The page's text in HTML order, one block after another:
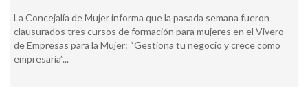
La Concejalía de Mujer informa que la pasada semana fueron
clausurados tres cursos de formación para mujeres en el Vivero
de Empresas para la Mujer: “Gestiona tu negocio y crece como
empresaria”...